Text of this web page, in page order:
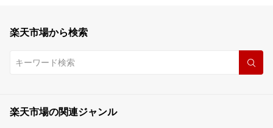
楽天市場から検索
楽天市場の関連ジャンル